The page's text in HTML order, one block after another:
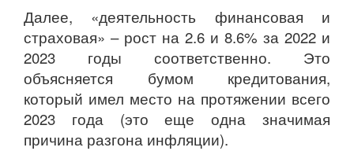
Далее, «деятельность финансовая и
страховая» – рост на 2.6 и 8.6% за 2022 и
2023 годы соответственно. Это
объясняется бумом кредитования,
который имел место на протяжении всего
2023 года (это еще одна значимая
причина разгона инфляции).